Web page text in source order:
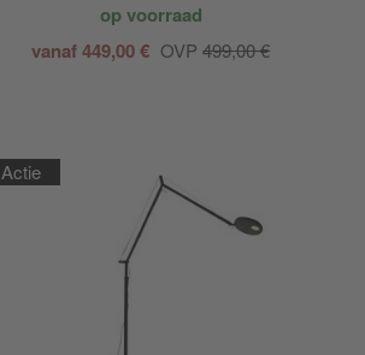
op voorraad
vanaf 449,00 € OVP499,00 €
Actie